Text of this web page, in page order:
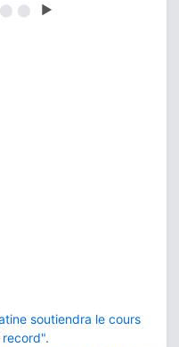
⬤ ⬤ ▶
soutiendra le cours